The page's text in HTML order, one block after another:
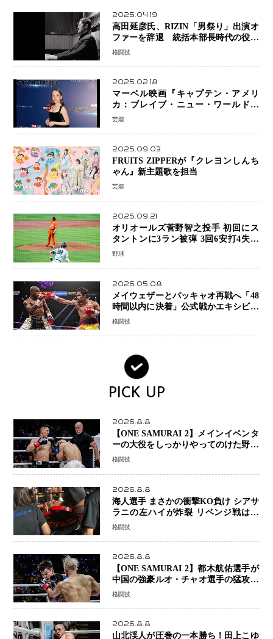
2025.04.19
高田延彦氏、RIZIN「男祭り」出演オ
ファーを辞退 統括本部長時代の役目
「すでに終えています」と明言
格闘技
2025.02.18
マーベル映画『キャプテン・アメリ
カ：ブレイブ・ニュー・ワールド』
新ブラック・ウィドウ役のシラ・ハー
芸能
2025.09.03
FRUITS ZIPPERが『クレヨンしんち
ゃん』新主題歌を担当
芸能
2025.09.21
オリオールズ菅野智之投手 初回にス
タントンに3ラン被弾 3回6安打4失点
で降板
野球
2026.05.08
メイウェザーとパッキャオ再戦へ「48
時間以内に決着」公式戦かエキシビシ
ョンか混迷続く
格闘技
PICK UP
2026.8.8
【ONE SAMURAI 2】メインイベンタ
ーの大役をしっかりやってのけた野杁
正明が衝撃のリベンジ！ リウ・メン
ーで完全決着
格闘技
2026.8.8
海人選手 まさかの衝撃KO負け シアサ
ラニの左ハイが炸裂 リベンジ戦は一
瞬で決着
格闘技
2026.8.8
【ONE SAMURAI 2】都木航佑選手が
中国の強豪ルオ・チャオ選手の猛攻を
受けながらも的確な攻撃で応戦 最後
格闘技
2026.8.8
山北渓人が圧巻の一本勝ち！田上こゆ